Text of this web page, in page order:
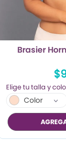
TRENDY PROMO
CONJUNTOS
Brasier
Color